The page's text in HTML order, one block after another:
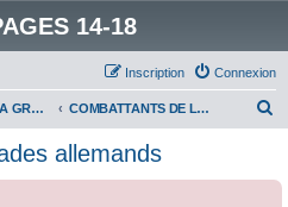
14-18
Connexion
Inscription
HISTOIRE DE LA GRANDE GUERRE COMBATTANTS DE LA GRANDE GUERRE
allemands